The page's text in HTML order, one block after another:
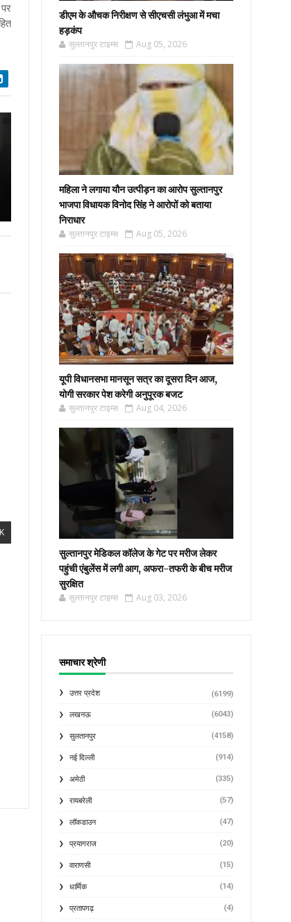
डीएम के औचक निरीक्षण से सीएचसी लंभुआ में मचा
हड़कंप
सुल्तानपुर टाइम्स Aug 05, 2026
महिला ने लगाया यौन उत्पीड़न का आरोप सुल्तानपुर
भाजपा विधायक विनोद सिंह ने आरोपों को बताया
निराधार
सुल्तानपुर टाइम्स Aug 05, 2026
यूपी विधानसभा मानसून सत्र का दूसरा दिन आज,
योगी सरकार पेश करेगी अनुपूरक बजट
सुल्तानपुर टाइम्स Aug 04, 2026
सुल्तानपुर मेडिकल कॉलेज के गेट पर मरीज लेकर
पहुंची एंबुलेंस में लगी आग, अफरा-तफरी के बीच मरीज
सुरक्षित
सुल्तानपुर टाइम्स Aug 03, 2026
समाचार श्रेणी
उत्तर प्रदेश (6199)
लखनऊ (6043)
सुलतानपुर (4158)
नई दिल्ली (914)
अमेठी (335)
रायबरेली (57)
लॉकडाउन (47)
प्रयागराज (20)
वाराणसी (15)
धार्मिक (14)
प्रतापगढ़ (4)